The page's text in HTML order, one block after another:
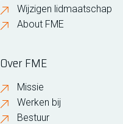
Wijzigen lidmaatschap
About FME
Over FME
Missie
Werken bij
Bestuur